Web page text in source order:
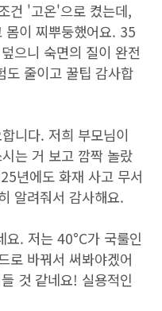
건 '고온'으로 켰는데,
몸이 찌뿌둥했어요. 35
으니 숙면의 질이 완전
도 줄이고 꿀팁 감사합
니다. 저희 부모님이
는 거 보고 깜짝 놀랐
년에도 화재 사고 무서
알려줘서 감사해요.
요. 저는 40°C가 국룰인
로 바꿔서 써봐야겠어
것 같네요! 실용적인